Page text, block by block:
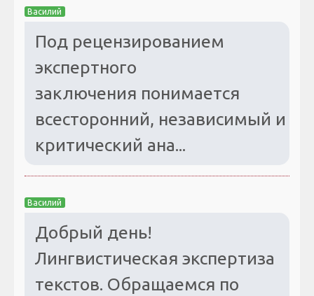
Василий
Под рецензированием
экспертного
заключения понимается
всесторонний, независимый и
критический ана...
Василий
Добрый день!
Лингвистическая экспертиза
текстов. Обращаемся по